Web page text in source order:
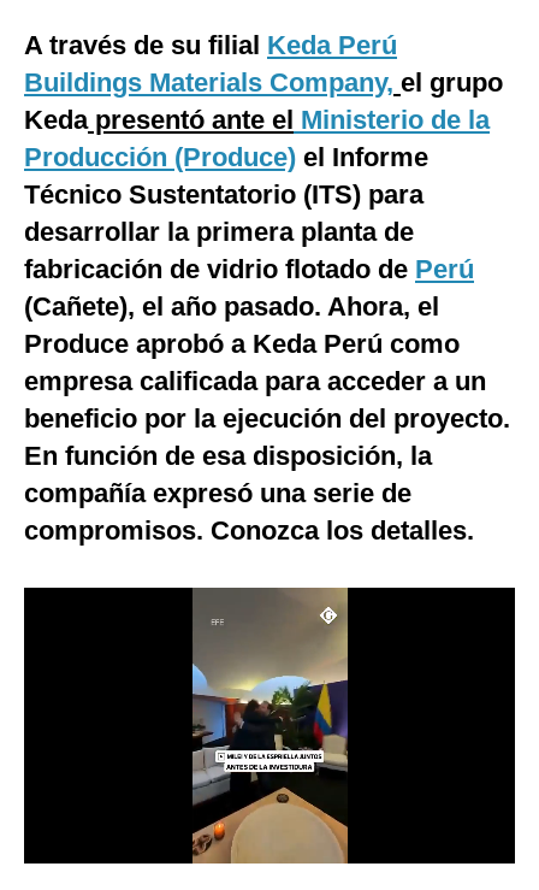
México
España
Internacional
Tecnología
Club del Suscriptor
Mix
G de Gestión
Notas Contratadas
Podcast
De
A través de su filial Keda Perú
Buildings Materials Company, el grupo
Kedapresentó ante el Ministerio de la
Producción (Produce) el Informe
Técnico Sustentatorio (ITS) para
desarrollar la primera planta de
fabricación de vidrio flotado de Perú
(Cañete), el año pasado. Ahora, el
Produce aprobó a Keda Perú como
empresa calificada para acceder a un
beneficio por la ejecución del proyecto.
En función de esa disposición, la
compañía expresó una serie de
compromisos. Conozca los detalles.